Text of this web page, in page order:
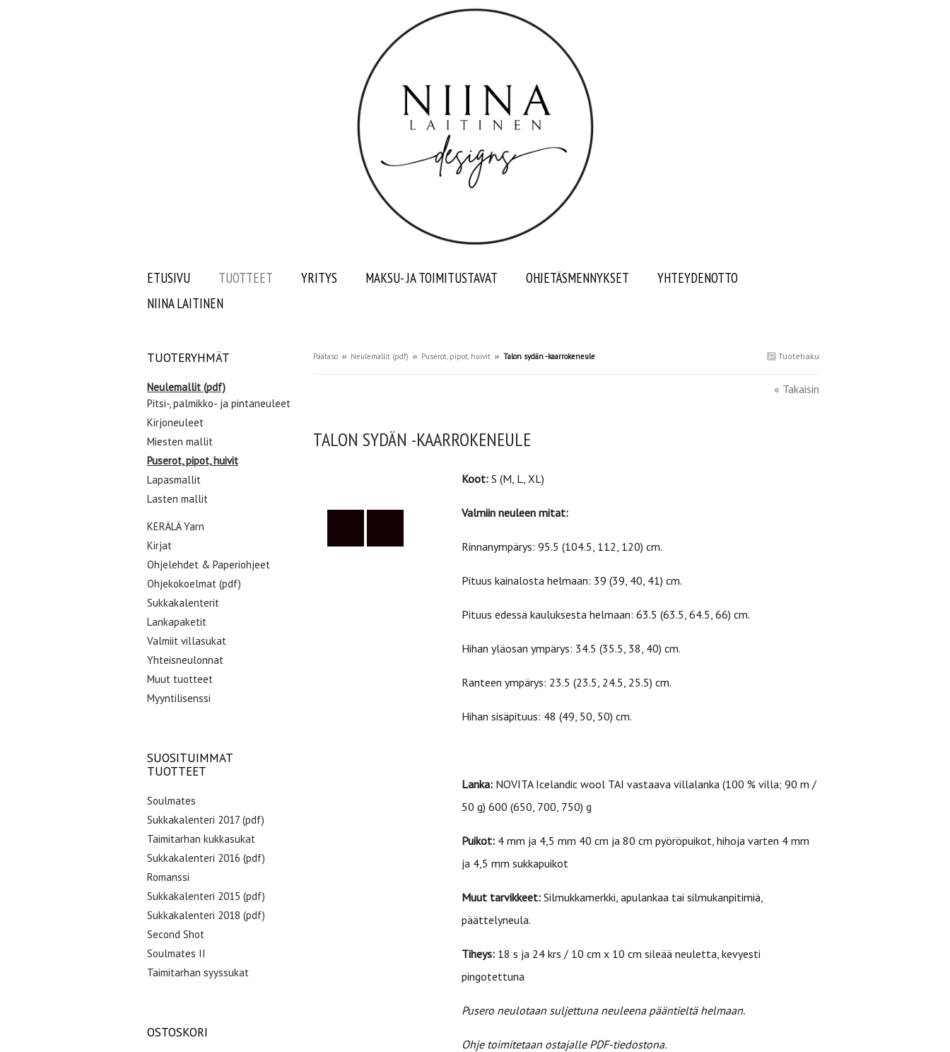
ETUSIVU TUOTTEET YRITYS MAKSU- JA TOIMITUSTAVAT OHJETÄSMENNYKSET
YHTEYDENOTTO
NIINA LAITINEN
Tuotehaku
Päätaso ›› Neulemallit (pdf) ›› Puserot, pipot, huivit ›› Talon sydän -kaarrokeneule
« Takaisin
TALON SYDÄN -KAARROKENEULE
Koot: S (M, L, XL)
Valmiin neuleen mitat:
Rinnanympärys: 95.5 (104.5, 112, 120) cm.
Pituus kainalosta helmaan: 39 (39, 40, 41) cm.
Pituus edessä kauluksesta helmaan: 63.5 (63.5, 64.5, 66) cm.
Hihan yläosan ympärys: 34.5 (35.5, 38, 40) cm.
Ranteen ympärys: 23.5 (23.5, 24.5, 25.5) cm.
Hihan sisäpituus: 48 (49, 50, 50) cm.
Lanka: NOVITA Icelandic wool TAI vastaava villalanka (100 % villa; 90 m /
50 g) 600 (650, 700, 750) g
Puikot: 4 mm ja 4,5 mm 40 cm ja 80 cm pyöröpuikot, hihoja varten 4 mm
ja 4,5 mm sukkapuikot
Muut tarvikkeet: Silmukkamerkki, apulankaa tai silmukanpitimiä,
päättelyneula.
Tiheys: 18 s ja 24 krs / 10 cm x 10 cm sileää neuletta, kevyesti
pingotettuna
Pusero neulotaan suljettuna neuleena pääntieltä helmaan.
Ohje toimitetaan ostajalle PDF-tiedostona.
TUOTERYHMÄT
Neulemallit (pdf)
Pitsi-, palmikko- ja pintaneuleet
Kirjoneuleet
Miesten mallit
Puserot, pipot, huivit
Lapasmallit
Lasten mallit
KERÄLÄ Yarn
Kirjat
Ohjelehdet & Paperiohjeet
Ohjekokoelmat (pdf)
Sukkakalenterit
Lankapaketit
Valmiit villasukat
Yhteisneulonnat
Muut tuotteet
Myyntilisenssi
SUOSITUIMMAT
TUOTTEET
Soulmates
Sukkakalenteri 2017 (pdf)
Taimitarhan kukkasukat
Sukkakalenteri 2016 (pdf)
Romanssi
Sukkakalenteri 2015 (pdf)
Sukkakalenteri 2018 (pdf)
Second Shot
Soulmates II
Taimitarhan syyssukat
OSTOSKORI